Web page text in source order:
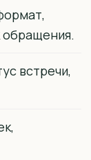
обращения.
встречи,